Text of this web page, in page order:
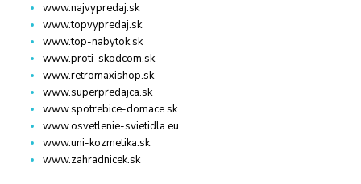
www.najvypredaj.sk
www.topvypredaj.sk
www.top-nabytok.sk
www.proti-skodcom.sk
www.retromaxishop.sk
www.superpredajca.sk
www.spotrebice-domace.sk
www.osvetlenie-svietidla.eu
www.uni-kozmetika.sk
www.zahradnicek.sk